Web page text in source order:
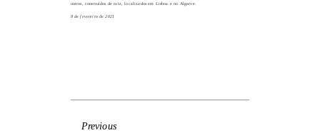
outros, construídos de raiz, localizados em Lisboa e no Algarve.
8 de fevereiro de 2021
Previous